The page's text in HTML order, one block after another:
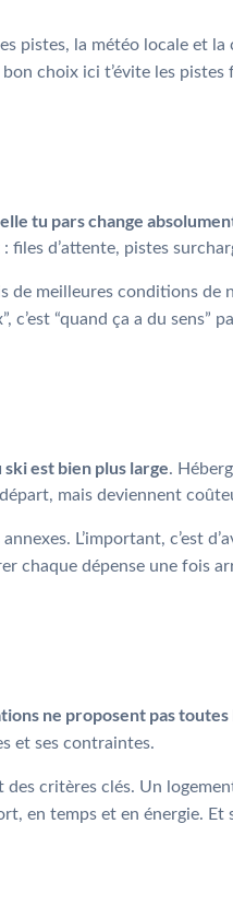
pistes, la météo locale et
choix ici t’évite les pistes
tu pars change
d’attente, pistes
meilleures conditions de
c’est “quand ça a du
est bien plus large.
mais deviennent
L’important, c’est
chaque dépense une fois
ne proposent pas
et ses contraintes.
critères clés. Un
en temps et en énergie. Et